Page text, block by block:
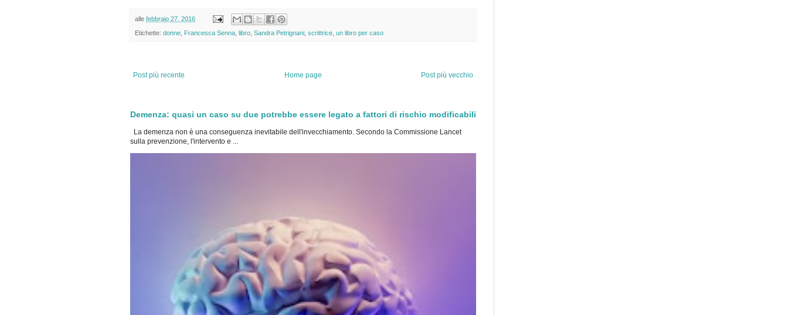
alle febbraio 27, 2016
Etichette: donne Francesca Senna libro Sandra Petrignani scrittrice un libro per caso
Post più recente Post più vecchio
Home page
Demenza: quasi un caso su due potrebbe essere legato a fattori di rischio modificabili
La demenza non è una conseguenza inevitabile dell'invecchiamento. Secondo la Commissione Lancet
sulla prevenzione, l'intervento e ...